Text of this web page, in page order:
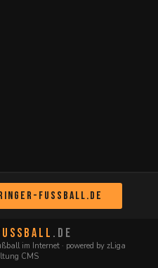
Fussball.de
.DE
im Internet · powered by zLiga
CMS